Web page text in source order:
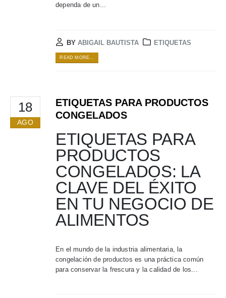
dependa de un...
BY ABIGAIL BAUTISTA ETIQUETAS
READ MORE...
18
AGO
ETIQUETAS PARA PRODUCTOS
CONGELADOS​
ETIQUETAS PARA
PRODUCTOS
CONGELADOS: LA
CLAVE DEL ÉXITO
EN TU NEGOCIO DE
ALIMENTOS
En el mundo de la industria alimentaria, la
congelación de productos es una práctica común
para conservar la frescura y la calidad de los...